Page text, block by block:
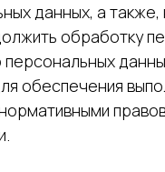
данных, а
обработку
персональных
обеспечения